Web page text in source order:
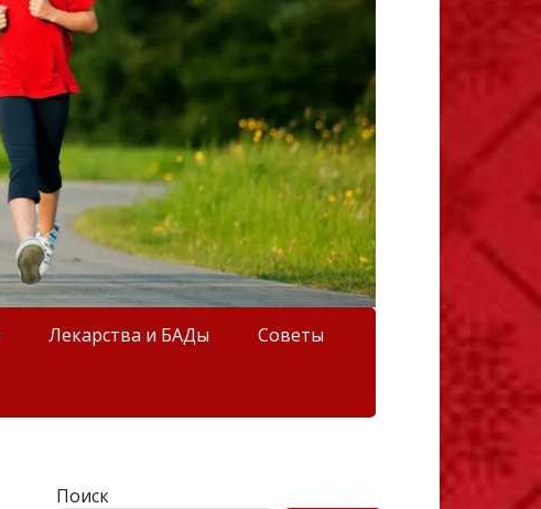
Лекарства и БАДы Советы
Поиск